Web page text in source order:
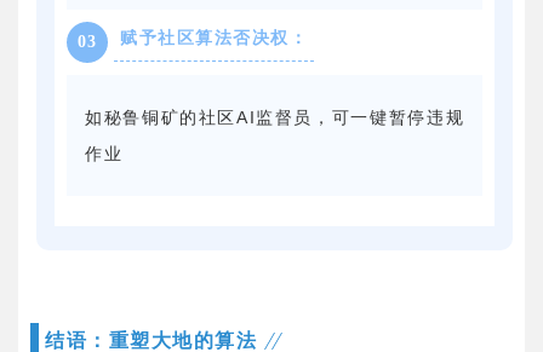
03 赋予社区算法否决权：
如秘鲁铜矿的社区AI监督员，可一键暂停违规
作业
结语：重塑大地的算法